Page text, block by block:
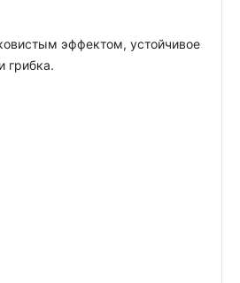
эффектом, устойчивое
грибка.